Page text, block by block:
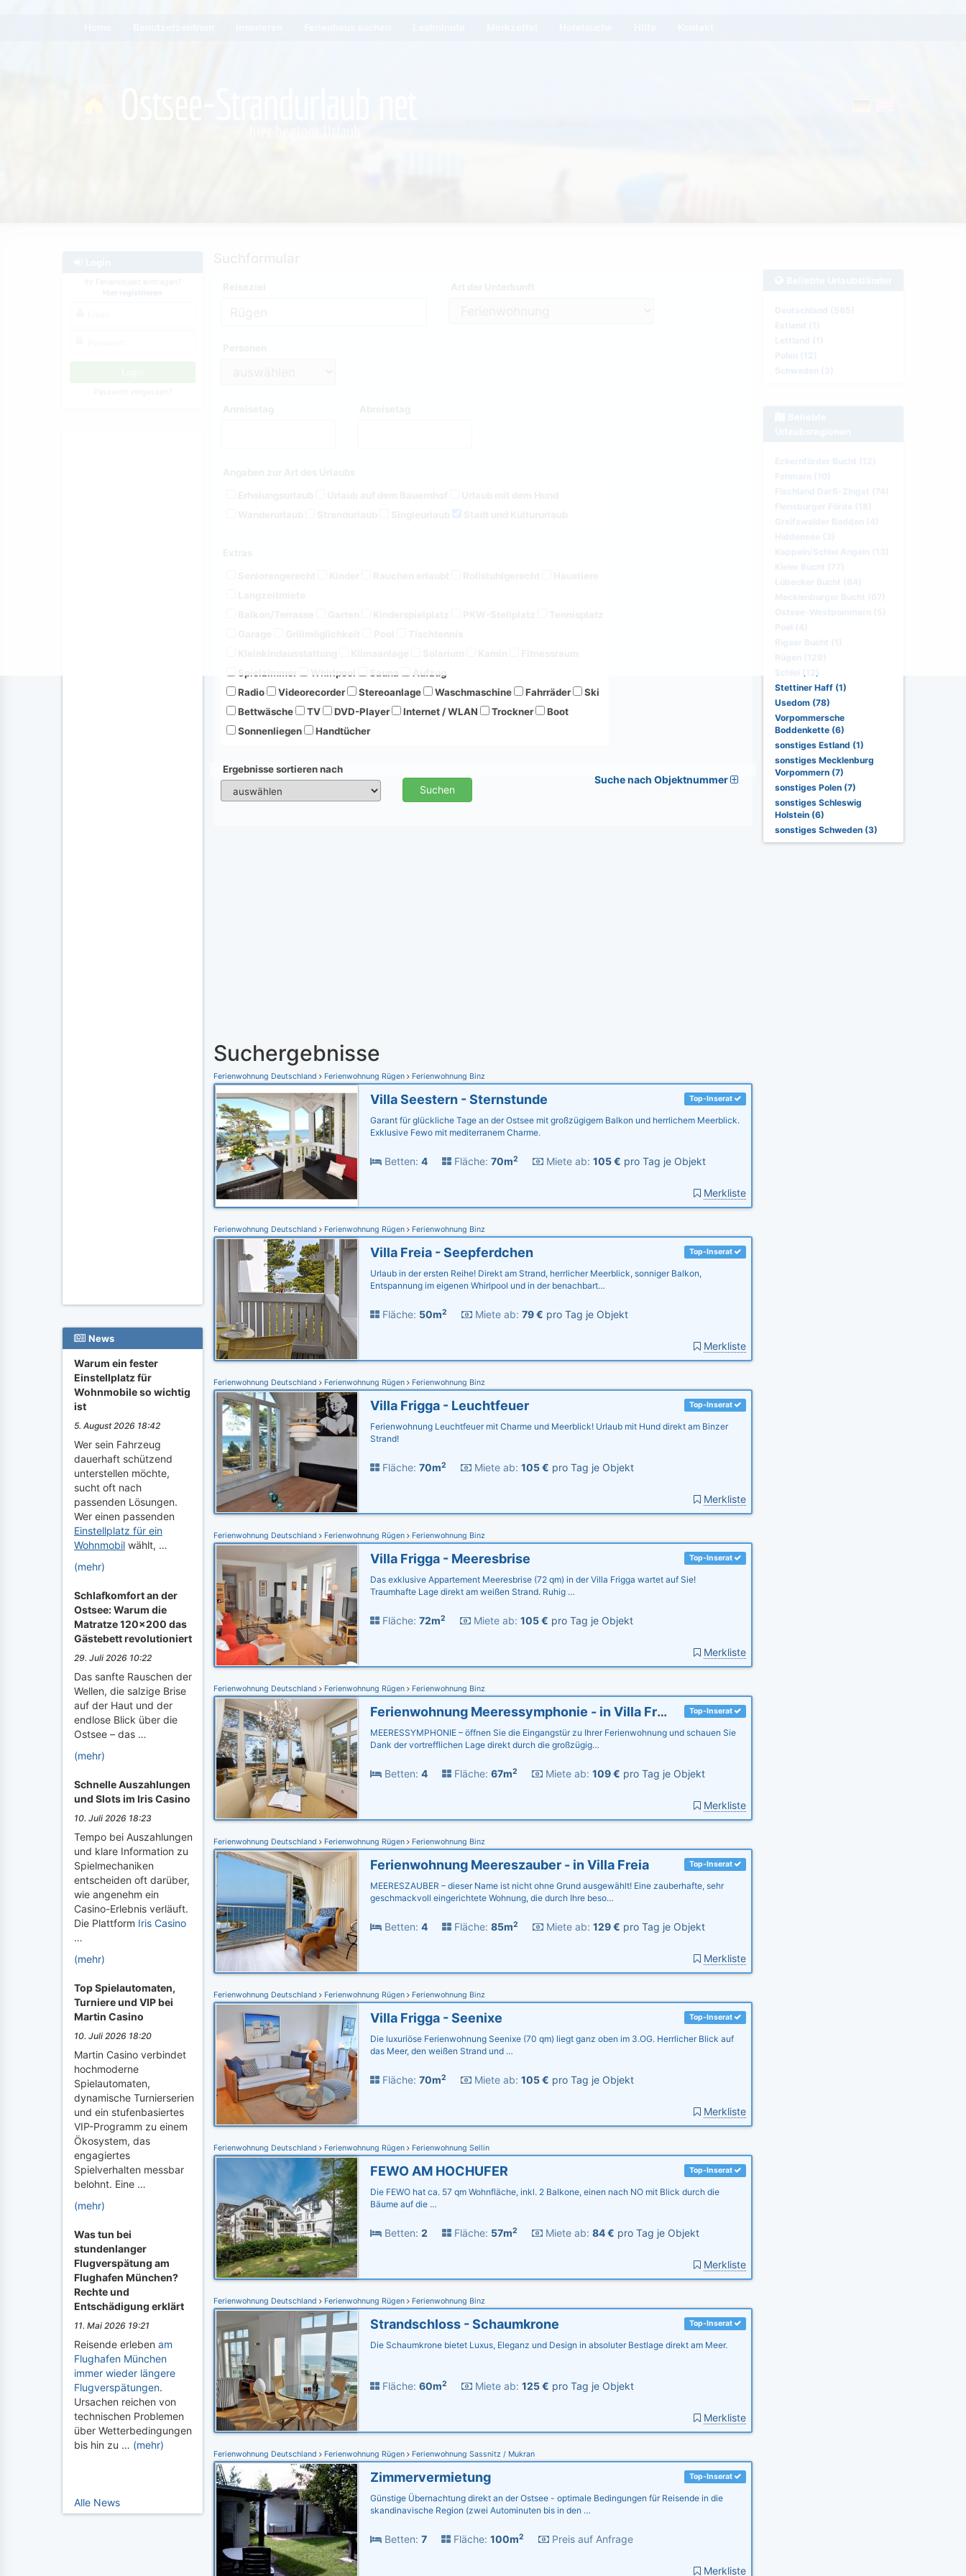
News
Warum ein fester
Einstellplatz für
Wohnmobile so wichtig
ist
5. August 2026 18:42
Wer sein Fahrzeug
dauerhaft schützend
unterstellen möchte,
sucht oft nach
passenden Lösungen.
Wer einen passenden
Einstellplatz für ein
Wohnmobil wählt, …
(mehr)
Schlafkomfort an der
Ostsee: Warum die
Matratze 120x200 das
Gästebett revolutioniert
29. Juli 2026 10:22
Das sanfte Rauschen der
Wellen, die salzige Brise
auf der Haut und der
endlose Blick über die
Ostsee – das …
(mehr)
Schnelle Auszahlungen
und Slots im Iris Casino
10. Juli 2026 18:23
Tempo bei Auszahlungen
und klare Information zu
Spielmechaniken
entscheiden oft darüber,
wie angenehm ein
Casino-Erlebnis verläuft.
Die Plattform Iris Casino
…
(mehr)
Top Spielautomaten,
Turniere und VIP bei
Martin Casino
10. Juli 2026 18:20
Martin Casino verbindet
hochmoderne
Spielautomaten,
dynamische Turnierserien
und ein stufenbasiertes
VIP-Programm zu einem
Ökosystem, das
engagiertes
Spielverhalten messbar
belohnt. Eine …
(mehr)
Was tun bei
stundenlanger
Flugverspätung am
Flughafen München?
Rechte und
Entschädigung erklärt
11. Mai 2026 19:21
Reisende erleben am
Flughafen München
immer wieder längere
Flugverspätungen.
Ursachen reichen von
technischen Problemen
über Wetterbedingungen
bis hin zu … (mehr)
Alle News
Radio
Videorecorder Stereoanlage Waschmaschine Fahrräder
Ski
Bettwäsche
TV DVD-Player Internet / WLAN Trockner
Boot
Sonnenliegen
Handtücher
Ergebnisse sortieren nach
Suchen
Suche nach Objektnummer
Suchergebnisse
Ferienwohnung Deutschland Ferienwohnung Rügen Ferienwohnung Binz
Top-Inserat
Villa Seestern - Sternstunde
Garant für glückliche Tage an der Ostsee mit großzügigem Balkon und herrlichem Meerblick.
Exklusive Fewo mit mediterranem Charme.
Betten: 4 Fläche: 70m2 Miete ab: 105 € pro Tag je Objekt
Merkliste
Ferienwohnung Deutschland Ferienwohnung Rügen Ferienwohnung Binz
Top-Inserat
Villa Freia - Seepferdchen
Urlaub in der ersten Reihe! Direkt am Strand, herrlicher Meerblick, sonniger Balkon,
Entspannung im eigenen Whirlpool und in der benachbart…
Fläche: 50m2 Miete ab: 79 € pro Tag je Objekt
Merkliste
Ferienwohnung Deutschland Ferienwohnung Rügen Ferienwohnung Binz
Top-Inserat
Villa Frigga - Leuchtfeuer
Ferienwohnung Leuchtfeuer mit Charme und Meerblick! Urlaub mit Hund direkt am Binzer
Strand!
Fläche: 70m2 Miete ab: 105 € pro Tag je Objekt
Merkliste
Ferienwohnung Deutschland Ferienwohnung Rügen Ferienwohnung Binz
Top-Inserat
Villa Frigga - Meeresbrise
Das exklusive Appartement Meeresbrise (72 qm) in der Villa Frigga wartet auf Sie!
Traumhafte Lage direkt am weißen Strand. Ruhig …
Fläche: 72m2 Miete ab: 105 € pro Tag je Objekt
Merkliste
Ferienwohnung Deutschland Ferienwohnung Rügen Ferienwohnung Binz
Top-Inserat
Ferienwohnung Meeressymphonie - in Villa Frigga
MEERESSYMPHONIE – öffnen Sie die Eingangstür zu Ihrer Ferienwohnung und schauen Sie
Dank der vortrefflichen Lage direkt durch die großzügig…
Betten: 4 Fläche: 67m2 Miete ab: 109 € pro Tag je Objekt
Merkliste
Ferienwohnung Deutschland Ferienwohnung Rügen Ferienwohnung Binz
Top-Inserat
Ferienwohnung Meereszauber - in Villa Freia
MEERESZAUBER – dieser Name ist nicht ohne Grund ausgewählt! Eine zauberhafte, sehr
geschmackvoll eingerichtete Wohnung, die durch Ihre beso…
Betten: 4 Fläche: 85m2 Miete ab: 129 € pro Tag je Objekt
Merkliste
Ferienwohnung Deutschland Ferienwohnung Rügen Ferienwohnung Binz
Top-Inserat
Villa Frigga - Seenixe
Die luxuriöse Ferienwohnung Seenixe (70 qm) liegt ganz oben im 3.OG. Herrlicher Blick auf
das Meer, den weißen Strand und …
Fläche: 70m2 Miete ab: 105 € pro Tag je Objekt
Merkliste
Ferienwohnung Deutschland Ferienwohnung Rügen Ferienwohnung Sellin
Top-Inserat
FEWO AM HOCHUFER
Die FEWO hat ca. 57 qm Wohnfläche, inkl. 2 Balkone, einen nach NO mit Blick durch die
Bäume auf die …
Betten: 2 Fläche: 57m2 Miete ab: 84 € pro Tag je Objekt
Merkliste
Ferienwohnung Deutschland Ferienwohnung Rügen Ferienwohnung Binz
Top-Inserat
Strandschloss - Schaumkrone
Die Schaumkrone bietet Luxus, Eleganz und Design in absoluter Bestlage direkt am Meer.
Fläche: 60m2 Miete ab: 125 € pro Tag je Objekt
Merkliste
Ferienwohnung Deutschland Ferienwohnung Rügen Ferienwohnung Sassnitz / Mukran
Top-Inserat
Zimmervermietung
Günstige Übernachtung direkt an der Ostsee - optimale Bedingungen für Reisende in die
skandinavische Region (zwei Autominuten bis in den …
Betten: 7 Fläche: 100m2 Preis auf Anfrage
Merkliste
Stettiner Haff (1)
Usedom (78)
Vorpommersche
Boddenkette (6)
sonstiges Estland (1)
sonstiges Mecklenburg
Vorpommern (7)
sonstiges Polen (7)
sonstiges Schleswig
Holstein (6)
sonstiges Schweden (3)